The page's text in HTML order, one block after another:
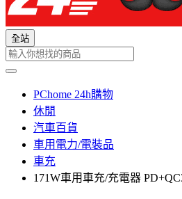
全站
PChome 24h購物
休閒
汽車百貨
車用電力/電裝品
車充
171W車用車充/充電器